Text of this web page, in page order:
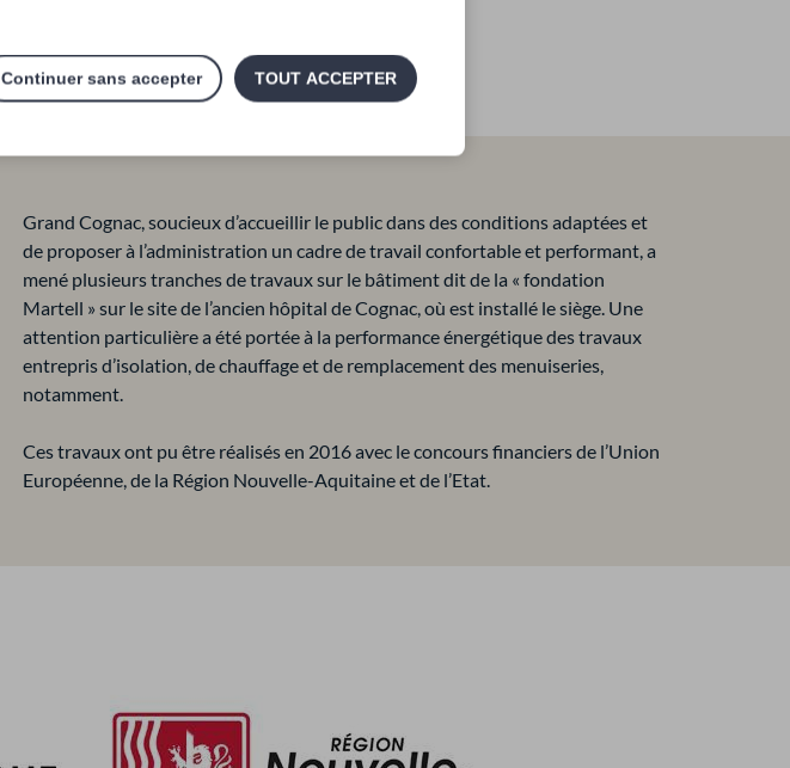
Grand Cognac, soucieux d’accueillir le public dans des conditions adaptées et
de proposer à l’administration un cadre de travail confortable et performant, a
mené plusieurs tranches de travaux sur le bâtiment dit de la « fondation
Martell » sur le site de l’ancien hôpital de Cognac, où est installé le siège. Une
attention particulière a été portée à la performance énergétique des travaux
entrepris d’isolation, de chauffage et de remplacement des menuiseries,
notamment.
Ces travaux ont pu être réalisés en 2016 avec le concours financiers de l’Union
Européenne, de la Région Nouvelle-Aquitaine et de l’Etat.
TOUT ACCEPTER
Continuer sans accepter